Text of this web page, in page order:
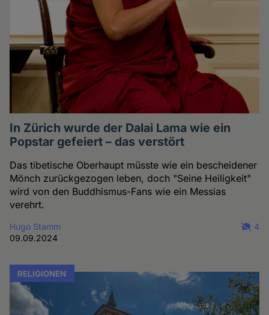
In Zürich wurde der Dalai Lama wie ein
Popstar gefeiert – das verstört
Das tibetische Oberhaupt müsste wie ein bescheidener
Mönch zurückgezogen leben, doch "Seine Heiligkeit"
wird von den Buddhismus-Fans wie ein Messias
verehrt.
Hugo Stamm
09.09.2024
4
RELIGIONEN